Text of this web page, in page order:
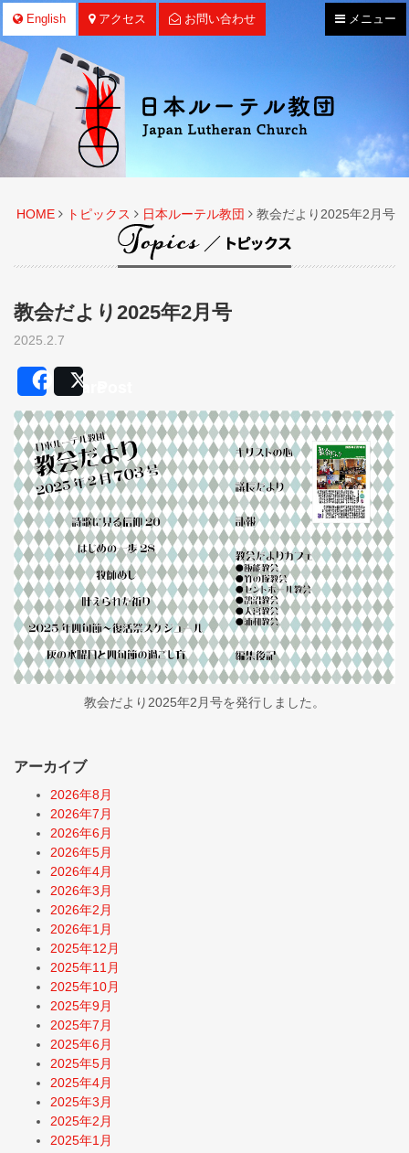
ナ
ビ
メニュー
English アクセス お問い合わせ
HOME トピックス 日本ルーテル教団 教会だより2025年2月号
教会だより2025年2月号
2025.2.7
Share
教会だより2025年2月号を発行しました。
アーカイブ
2026年8月
2026年7月
2026年6月
2026年5月
2026年4月
2026年3月
2026年2月
2026年1月
2025年12月
2025年11月
2025年10月
2025年9月
2025年7月
2025年6月
2025年5月
2025年4月
2025年3月
2025年2月
2025年1月